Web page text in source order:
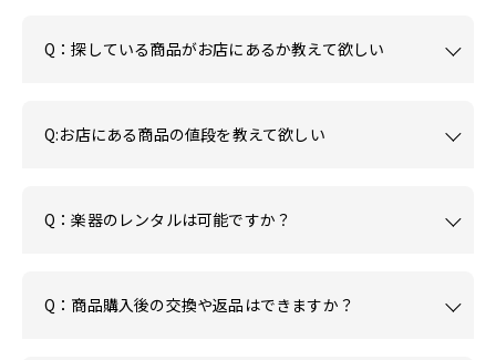
Q：探している商品がお店にあるか教えて欲しい
Q:お店にある商品の値段を教えて欲しい
Q：楽器のレンタルは可能ですか？
Q：商品購入後の交換や返品はできますか？